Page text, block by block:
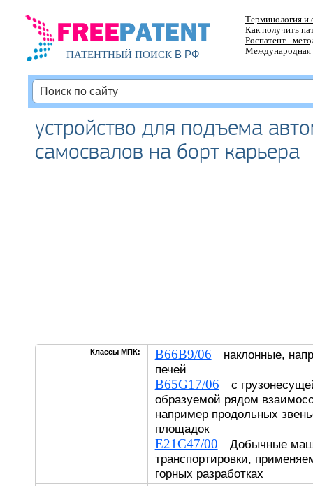
ПАТЕНТНЫЙ ПОИСКВ РФ
Терминология и
Как получить
Роспатент -
Международная
устройство для подъема
самосвалов на борт карьера
Классы МПК: B66B9/06 наклонные,
печей
B65G17/06 с
образуемой рядом
например продольных
площадок
E21C47/00 Добычные
транспортировки,
горных разработках